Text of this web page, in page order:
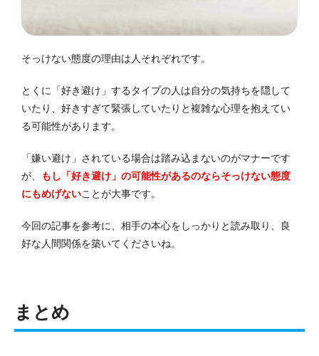
そっけない態度の理由は人それぞれです。
とくに「好き避け」するタイプの人は自分の気持ちを隠して
いたり、好きすぎて緊張していたりと複雑な心理を抱えてい
る可能性があります。
「嫌い避け」されている場合は踏み込まないのがマナーです
が、
もし「好き避け」の可能性があるのならそっけない態度
にもめげないことが大事です。
今回の記事を参考に、相手の本心をしっかりと読み取り、良
好な人間関係を築いてくださいね。
まとめ